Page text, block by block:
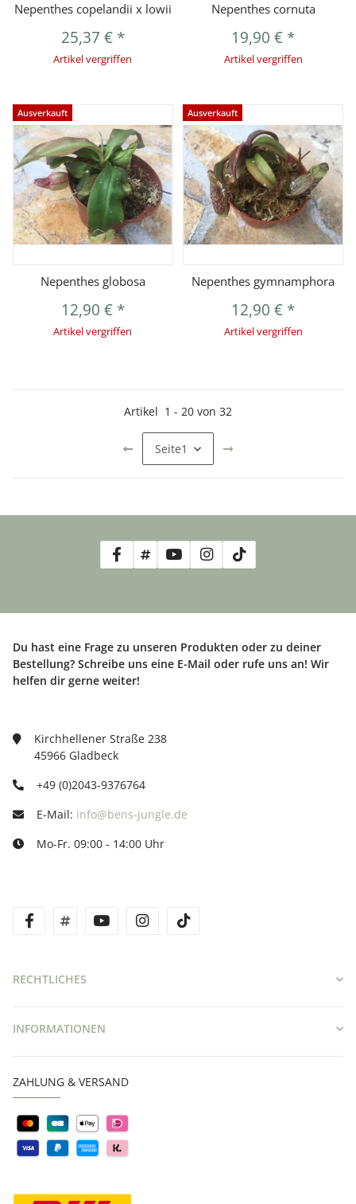
Nepenthes copelandii x lowii
25,37 € *
Artikel vergriffen
Nepenthes cornuta
19,90 € *
Artikel vergriffen
Ausverkauft
Nepenthes globosa
12,90 € *
Artikel vergriffen
Ausverkauft
Nepenthes gymnamphora
12,90 € *
Artikel vergriffen
Artikel 1 - 20 von 32
Seite1
Du hast eine Frage zu unseren Produkten oder zu deiner
Bestellung? Schreibe uns eine E-Mail oder rufe uns an! Wir
helfen dir gerne weiter!
Kirchhellener Straße 238
45966 Gladbeck
+49 (0)2043-9376764
E-Mail: info@bens-jungle.de
Mo-Fr. 09:00 - 14:00 Uhr
facebooktwitter youtube instagram
RECHTLICHES
INFORMATIONEN
ZAHLUNG & VERSAND